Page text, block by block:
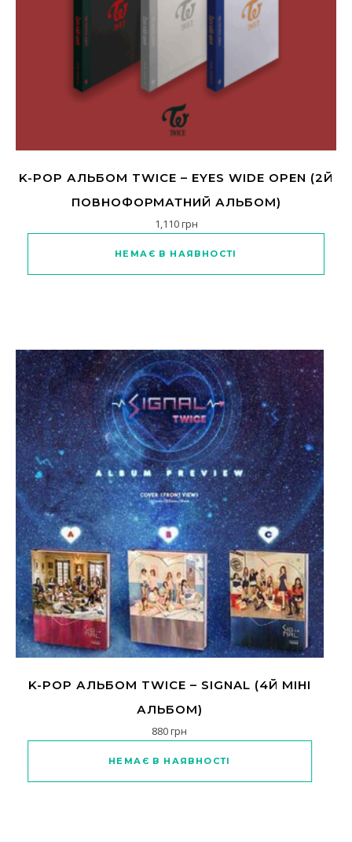
K-POP АЛЬБОМ TWICE – EYES WIDE OPEN (2Й
ПОВНОФОРМАТНИЙ АЛЬБОМ)
1,110грн
НЕМАЄ В НАЯВНОСТІ
K-POP АЛЬБОМ TWICE – SIGNAL (4Й МІНІ
АЛЬБОМ)
880грн
НЕМАЄ В НАЯВНОСТІ